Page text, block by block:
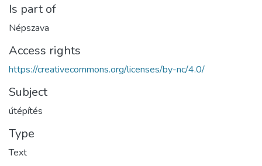
Is part of
Népszava
Access rights
https://creativecommons.org/licenses/by-nc/4.0/
Subject
útépítés
Type
Text